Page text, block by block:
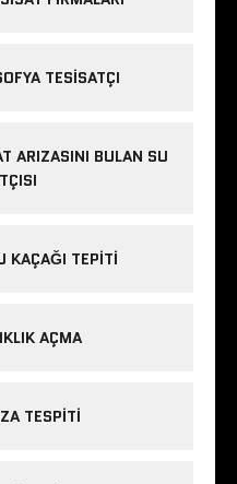
TESISATÇI
ARIZASINI BULAN SU
KAÇAĞI TEPITI
AÇMA
TESPITI